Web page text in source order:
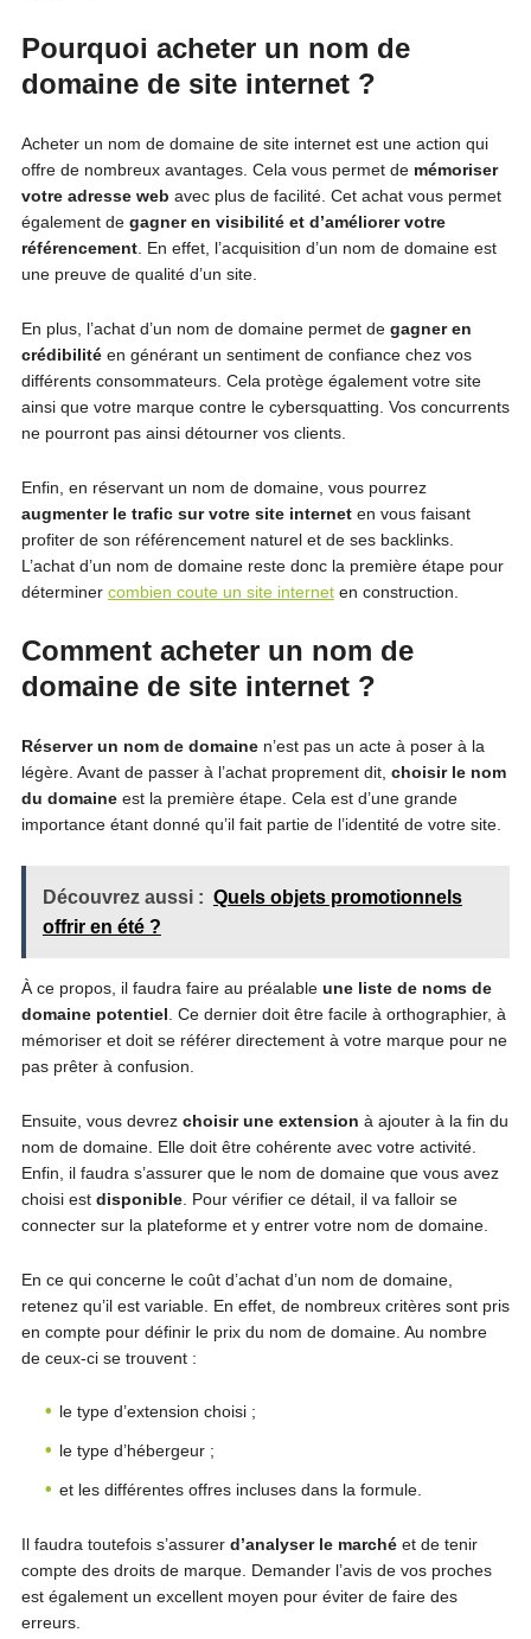
Pourquoi acheter un nom de
domaine de site internet ?
Acheter un nom de domaine de site internet est une action qui
offre de nombreux avantages. Cela vous permet de mémoriser
votre adresse web avec plus de facilité. Cet achat vous permet
également de gagner en visibilité et d’améliorer votre
référencement. En effet, l’acquisition d’un nom de domaine est
une preuve de qualité d’un site.
En plus, l’achat d’un nom de domaine permet de gagner en
crédibilitéen générant un sentiment de confiance chez vos
différents consommateurs. Cela protège également votre site
ainsi que votre marque contre le cybersquatting. Vos concurrents
ne pourront pas ainsi détourner vos clients.
Enfin, en réservant un nom de domaine, vous pourrez
augmenter le trafic sur votre site interneten vous faisant
profiter de son référencement naturel et de ses backlinks.
L’achat d’un nom de domaine reste donc la première étape pour
déterminer combien coute un site interneten construction.
Comment acheter un nom de
domaine de site internet ?
Réserver un nom de domainen’est pas un acte à poser à la
légère. Avant de passer à l’achat proprement dit, choisir le nom
du domaineest la première étape. Cela est d’une grande
importance étant donné qu’il fait partie de l’identité de votre site.
Découvrez aussi : Quels objets promotionnels
offrir en été ?
À ce propos, il faudra faire au préalable une liste de noms de
domaine potentiel . Ce dernier doit être facile à orthographier, à
mémoriser et doit se référer directement à votre marque pour ne
pas prêter à confusion.
Ensuite, vous devrez choisir une extension à ajouter à la fin du
nom de domaine. Elle doit être cohérente avec votre activité.
Enfin, il faudra s’assurer que le nom de domaine que vous avez
choisi est disponible. Pour vérifier ce détail, il va falloir se
connecter sur la plateforme et y entrer votre nom de domaine.
En ce qui concerne le coût d’achat d’un nom de domaine,
retenez qu’il est variable. En effet, de nombreux critères sont pris
en compte pour définir le prix du nom de domaine. Au nombre
de ceux-ci se trouvent :
le type d’extension choisi ;
le type d’hébergeur ;
et les différentes offres incluses dans la formule.
Il faudra toutefois s’assurer d’analyser le marchéet de tenir
compte des droits de marque. Demander l’avis de vos proches
est également un excellent moyen pour éviter de faire des
erreurs.